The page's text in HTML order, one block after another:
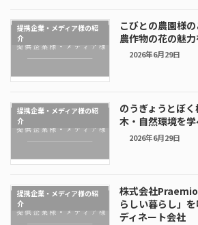
提携企業・メディア様の紹
介
こびとの農園様
農作物の花の魅
2026年6月29日
提携企業・メディア様の紹
介
のうぎょうとぼ
木・自然環境を
2026年6月29日
提携企業・メディア様の紹
介
株式会社
らしい暮らし」
ディネート会社